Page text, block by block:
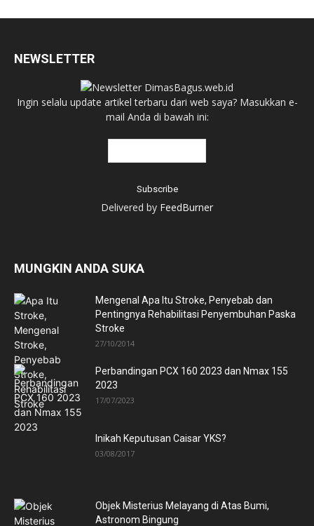
NEWSLETTER
Ingin selalu update artikel terbaru dari web saya? Masukkan e-
mail Anda di bawah ini:
Delivered by FeedBurner
MUNGKIN ANDA SUKA
Mengenal Apa Itu Stroke, Penyebab dan
Pentingnya Rehabilitasi Penyembuhan Paska
Stroke
27/10/2014
Perbandingan PCX 160 2023 dan Nmax 155
2023
17/07/2023
Inikah Keputusan Caisar YKS?
03/08/2017
Objek Misterius Melayang di Atas Bumi,
Astronom Bingung